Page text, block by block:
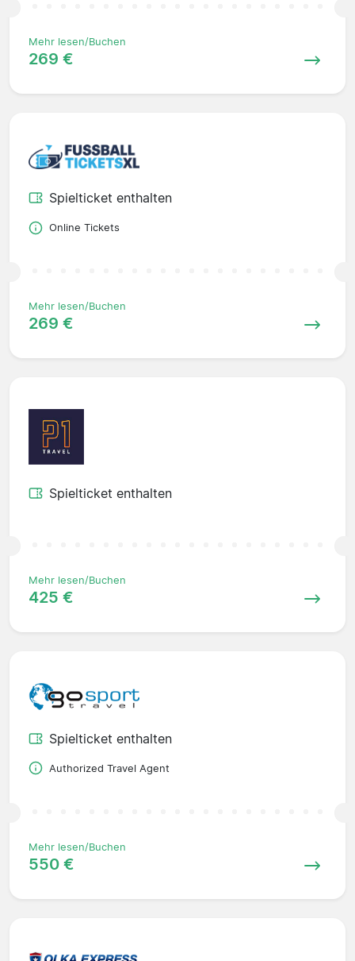
Mehr lesen/Buchen
269 €
Spielticket enthalten
Online Tickets
Mehr lesen/Buchen
269 €
Spielticket enthalten
Mehr lesen/Buchen
425 €
Spielticket enthalten
Authorized Travel Agent
Mehr lesen/Buchen
550 €